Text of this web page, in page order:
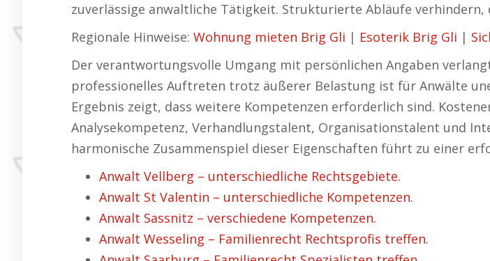
zuverlässige anwaltliche Tätigkeit. Strukturierte Abläufe
Regionale Hinweise: Wohnung mieten Brig Gli | Esoterik Brig Gli |
Der verantwortungsvolle Umgang mit persönlichen Angaben
professionelles Auftreten trotz äußerer Belastung ist für Anwälte
Ergebnis zeigt, dass weitere Kompetenzen erforderlich sind.
Analysekompetenz, Verhandlungstalent, Organisationstalent und
harmonische Zusammenspiel dieser Eigenschaften führt zu einer
Anwalt Vellberg – unterschiedliche Rechtsgebiete.
Anwalt St Valentin – unterschiedliche Kompetenzen.
Anwalt Sassnitz – verschiedene Kompetenzen.
Anwalt Wesseling – Familienrecht Rechtsprofis treffen.